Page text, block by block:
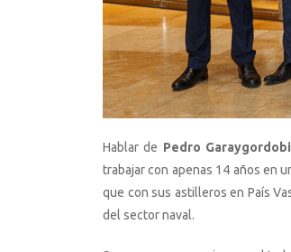
Hablar de Pedro Garaygordobi
trabajar con apenas 14 años en
que con sus astilleros en País
del sector naval.